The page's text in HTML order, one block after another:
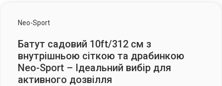
Neo-Sport
Батут садовий 10ft/312 см з
внутрішньою сіткою та драбинкою
Neo-Sport – Ідеальний вибір для
активного дозвілля